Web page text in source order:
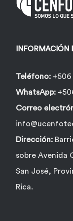
Teléfono:
WhatsApp:
Correo
Dirección:
sobre Avenida
San José,
Rica.